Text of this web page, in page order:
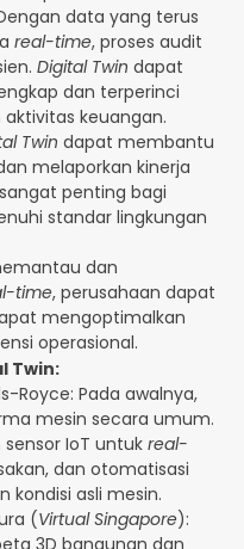
data yang terus
real-time, proses audit
Digital Twin dapat
dan terperinci
keuangan.
Twin dapat membantu
melaporkan kinerja
penting bagi
standar lingkungan
dan
time, perusahaan dapat
mengoptimalkan
operasional.
Twin:
Royce: Pada awalnya,
mesin secara umum.
IoT untukreal-
dan otomatisasi
kondisi asli mesin.
(Virtual Singapore):
3D bangunan dan